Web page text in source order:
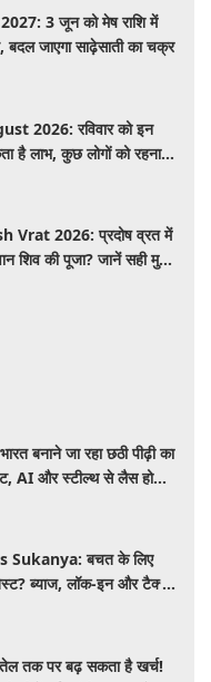
3 जून को मेष राशि में
जाएगा साढ़ेसाती का चक्र
2026: रविवार को इन
है लाभ, कुछ लोगों को रहना
Vrat 2026: प्रदोष व्रत में
शिव की पूजा? जानें सही मुहूर्त
बनाने जा रहा छठी पीढ़ी का
AI और स्टील्थ से लैस होगा
Sukanya: बचत के लिए
ब्याज, लॉक-इन और टैक्स
तक पर बढ़ सकता है खर्च!